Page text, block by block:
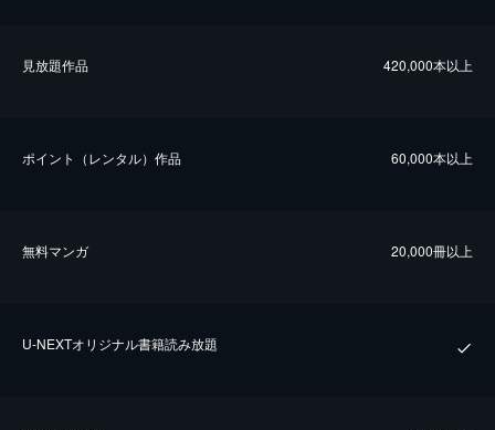
⾒放題作品 420,000本以上
ポイント（レンタル）作品 60,000本以上
無料マンガ 20,000冊以上
U-NEXTオリジナル書籍読み放題